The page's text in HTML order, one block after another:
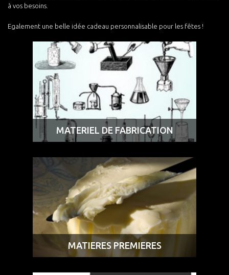
à vos besoins.
Egalement une belle idée cadeau personnalisable pour les fêtes !
MATERIEL DE FABRICATION
MATIERES PREMIERES